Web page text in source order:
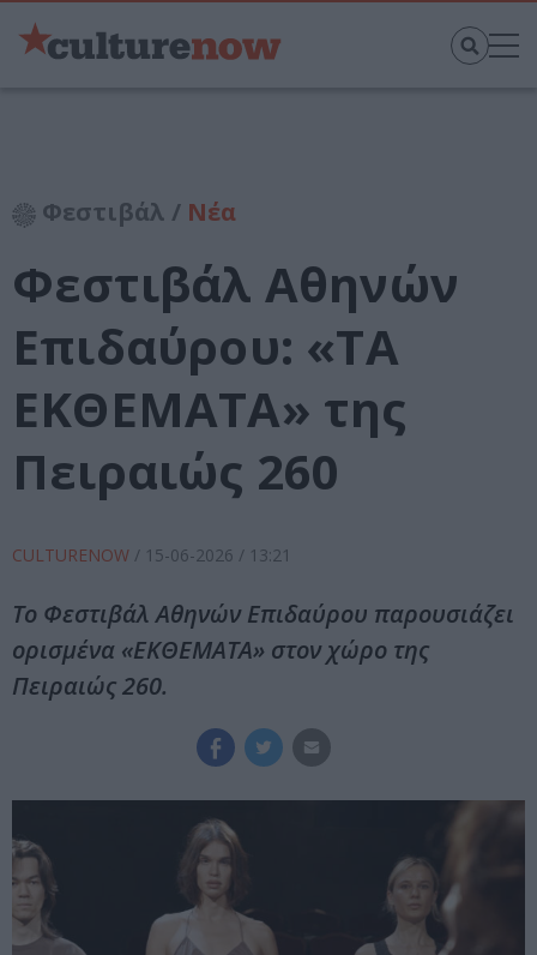
Φεστιβάλ / Νέα
Φεστιβάλ Αθηνών
Επιδαύρου: «ΤΑ
ΕΚΘΕΜΑΤΑ» της
Πειραιώς 260
CULTURENOW / 15-06-2026 / 13:21
Το Φεστιβάλ Αθηνών Επιδαύρου παρουσιάζει
ορισμένα «ΕΚΘΕΜΑΤΑ» στον χώρο της
Πειραιώς 260.